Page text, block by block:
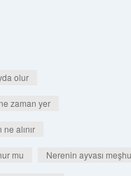
olur
zaman yer
alınır
mu Nerenin ayvası